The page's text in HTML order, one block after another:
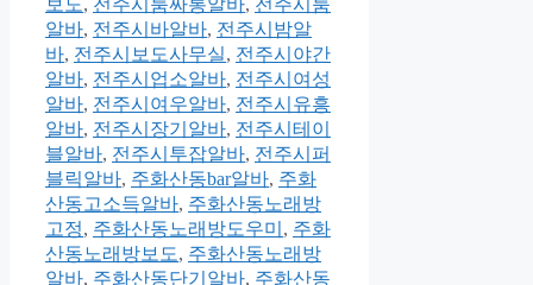
알바, 전주시바알바, 전주시밤알
바, 전주시보도사무실, 전주시야간
알바, 전주시업소알바, 전주시여성
알바, 전주시여우알바, 전주시유흥
알바, 전주시장기알바, 전주시테이
블알바, 전주시투잡알바, 전주시퍼
블릭알바, 주화산동bar알바, 주화
산동고소득알바, 주화산동노래방
고정, 주화산동노래방도우미 , 주화
산동노래방보도, 주화산동노래방
알바, 주화산동단기알바, 주화산동